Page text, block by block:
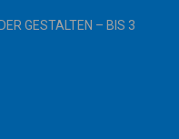
GESTALTEN – BIS 3